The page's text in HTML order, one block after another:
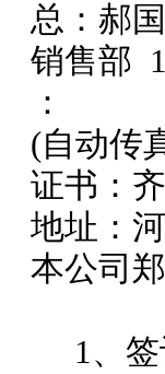
总：郝
销售部
：
(自动传
证书：
地址：
本公司
1、签